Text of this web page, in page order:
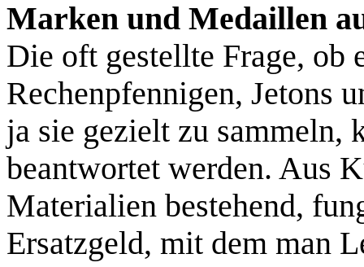
Marken und Medaillen
Die oft gestellte Frage, ob
Rechenpfennigen, Jetons
ja sie gezielt zu sammeln,
beantwortet werden. Aus
Materialien bestehend,
Ersatzgeld, mit dem man